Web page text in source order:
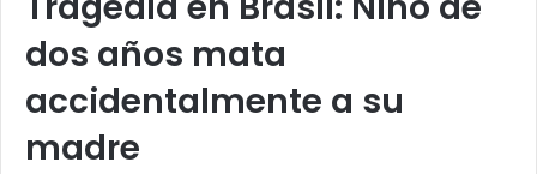
dos años mata
accidentalmente a su
madre